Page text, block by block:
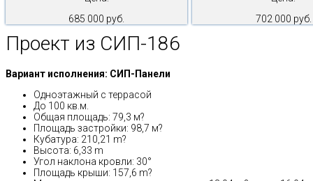
685 000 руб.
702 000 руб.
Проект из СИП-186
Вариант исполнения: СИП-Панели
Одноэтажный с террасой
До 100 кв.м.
Общая площадь: 79,3 м?
Площадь застройки: 98,7 м?
Кубатура: 210,21 m?
Высота: 6,33 m
Угол наклона кровли: 30°
Площадь крыши: 157,6 m?